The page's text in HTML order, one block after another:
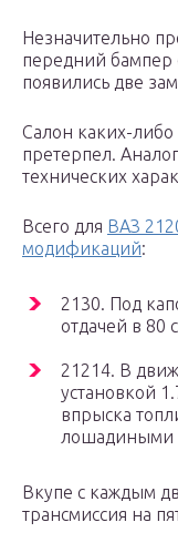
Незначительно
передний бампер
появились две
Салон каких-
претерпел.
технических
Всего для ВАЗ
модификаций:
2130. Под
отдачей в 80
21214. В
установкой
впрыска
лошадиными
Вкупе с каждым
трансмиссия на